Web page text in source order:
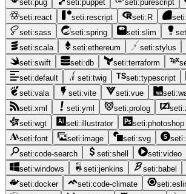
seti:pug
seti:puppet seti:purescript
seti:react
seti:rescript seti:R
seti:sass
seti:spring seti:slim
seti:scala
seti:ethereum seti:stylus
seti:swift
seti:db seti:terraform
seti:default
seti:twig seti:typescript
seti:vala
seti:vite seti:vue
seti:xml
seti:yml seti:prolog
seti:wgt
seti:illustrator seti:photoshop
seti:font
seti:image seti:svg
seti:code-search
seti:shell seti:video
seti:windows
seti:jenkins seti:babel
seti:docker
seti:code-climate